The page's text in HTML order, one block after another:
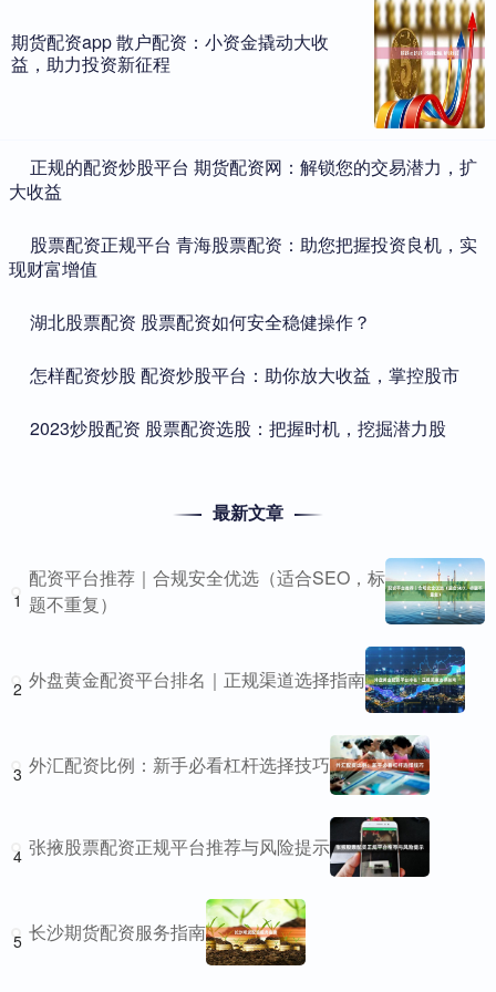
期货配资app 散户配资：小资金撬动大收
益，助力投资新征程
​正规的配资炒股平台 期货配资网：解锁您的交易潜力，扩
大收益
​股票配资正规平台 青海股票配资：助您把握投资良机，实
现财富增值
​湖北股票配资 股票配资如何安全稳健操作？
​怎样配资炒股 配资炒股平台：助你放大收益，掌控股市
​2023炒股配资 股票配资选股：把握时机，挖掘潜力股
最新文章
1
配资平台推荐｜合规安全优选（适合SEO，标
题不重复）
2 外盘黄金配资平台排名｜正规渠道选择指南
3 外汇配资比例：新手必看杠杆选择技巧
4 张掖股票配资正规平台推荐与风险提示
5 长沙期货配资服务指南